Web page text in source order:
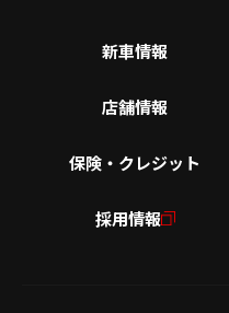
新車情報
店舗情報
保険・クレジット
採用情報